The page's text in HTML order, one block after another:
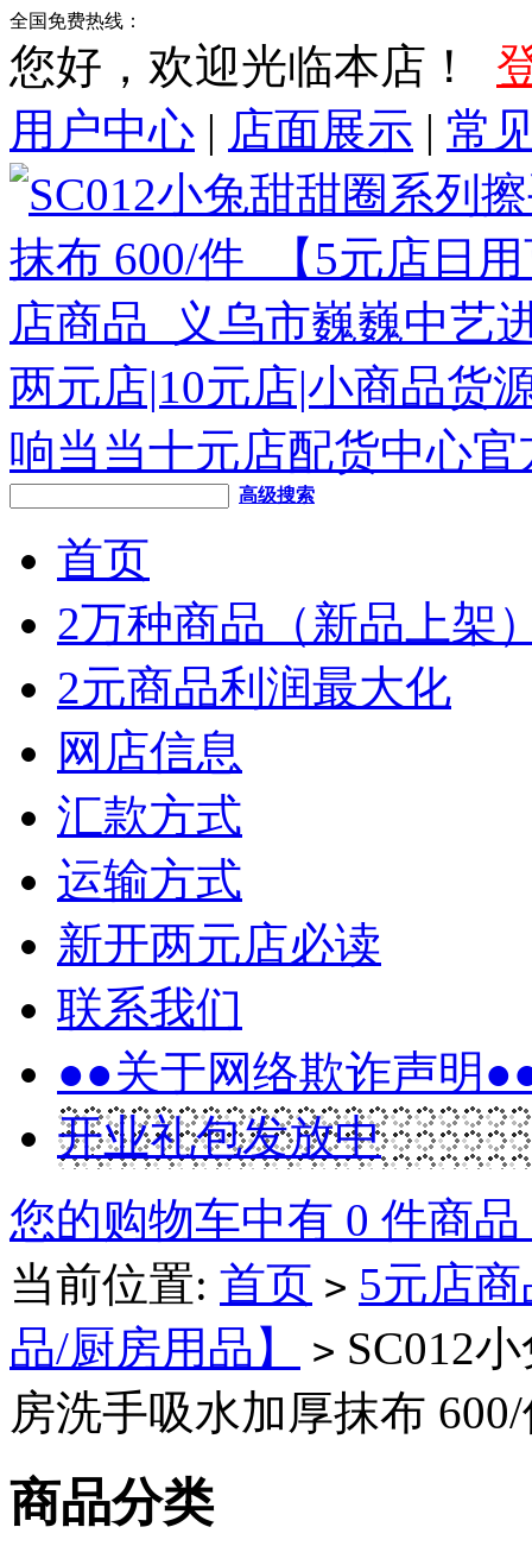
全国免费热线：
您好，欢迎光临本店！
用户中心 | 店面展示 | 常
高级搜索
首页
2万种商品（新品上架
2元商品利润最大化
网店信息
汇款方式
运输方式
新开两元店必读
联系我们
●●关于网络欺诈声明
开业礼包发放中
您的购物车中有 0 件商
当前位置: 首页 > 5元店
品/厨房用品】
> SC012
房洗手吸水加厚抹布
商品分类